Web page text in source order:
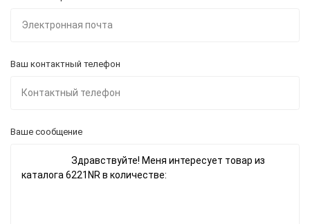
Ваш контактный телефон
Ваше сообщение